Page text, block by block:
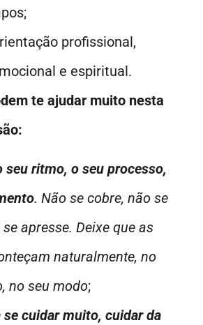
profissional,
e espiritual.
te ajudar muito nesta
seu ritmo, o seu processo,
. Não se cobre, não se
apresse. Deixe que as
naturalmente, no
no seu modo;
se cuidar muito, cuidar da